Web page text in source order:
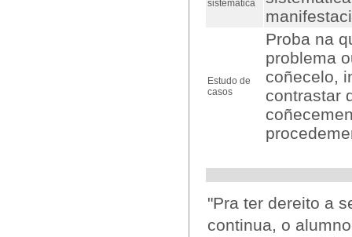
sistemática
Estudo de
casos
Proba na
problema
coñecelo,
contrastar
"Pra ter dereito a
continua, o